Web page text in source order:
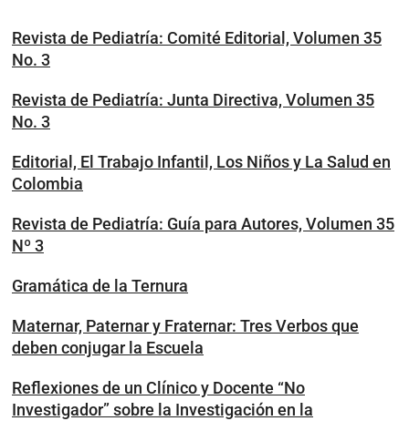
Revista de Pediatría: Comité Editorial, Volumen 35
No. 3
Revista de Pediatría: Junta Directiva, Volumen 35
No. 3
Editorial, El Trabajo Infantil, Los Niños y La Salud en
Colombia
Revista de Pediatría: Guía para Autores, Volumen 35
Nº 3
Gramática de la Ternura
Maternar, Paternar y Fraternar: Tres Verbos que
deben conjugar la Escuela
Reflexiones de un Clínico y Docente “No
Investigador” sobre la Investigación en la